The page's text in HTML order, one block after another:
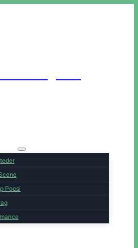
Digtere
Poesi